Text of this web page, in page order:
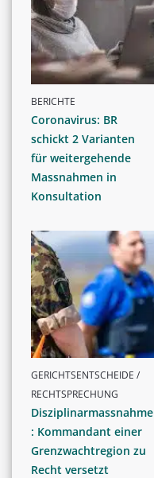
BERICHTE
Coronavirus: BR
schickt 2 Varianten
für weitergehende
Massnahmen in
Konsultation
GERICHTSENTSCHEIDE /
RECHTSPRECHUNG
Disziplinarmassnahme
: Kommandant einer
Grenzwachtregion zu
Recht versetzt